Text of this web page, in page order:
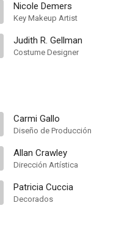
Nicole Demers
Key Makeup Artist
Judith R. Gellman
Costume Designer
Carmi Gallo
Diseño de Producción
Allan Crawley
Dirección Artística
Patricia Cuccia
Decorados